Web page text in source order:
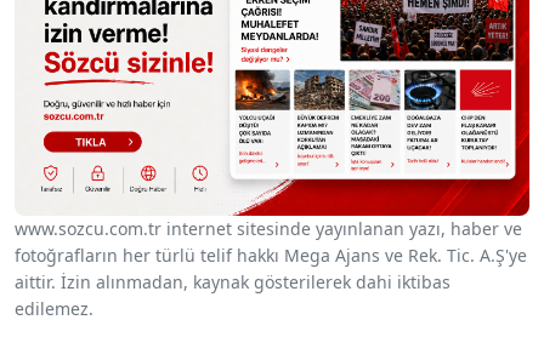
www.sozcu.com.tr internet sitesinde yayınlanan yazı, haber ve
fotoğrafların her türlü telif hakkı Mega Ajans ve Rek. Tic. A.Ş'ye
aittir. İzin alınmadan, kaynak gösterilerek dahi iktibas
edilemez.